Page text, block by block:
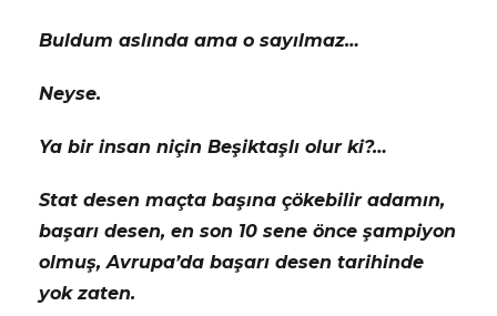
Buldum aslında ama o sayılmaz…
Neyse.
Ya bir insan niçin Beşiktaşlı olur ki?…
Stat desen maçta başına çökebilir adamın,
başarı desen, en son 10 sene önce şampiyon
olmuş, Avrupa’da başarı desen tarihinde
yok zaten.